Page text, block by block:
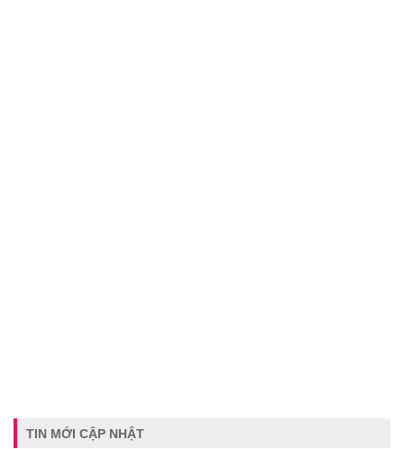
TIN MỚI CẬP NHẬT